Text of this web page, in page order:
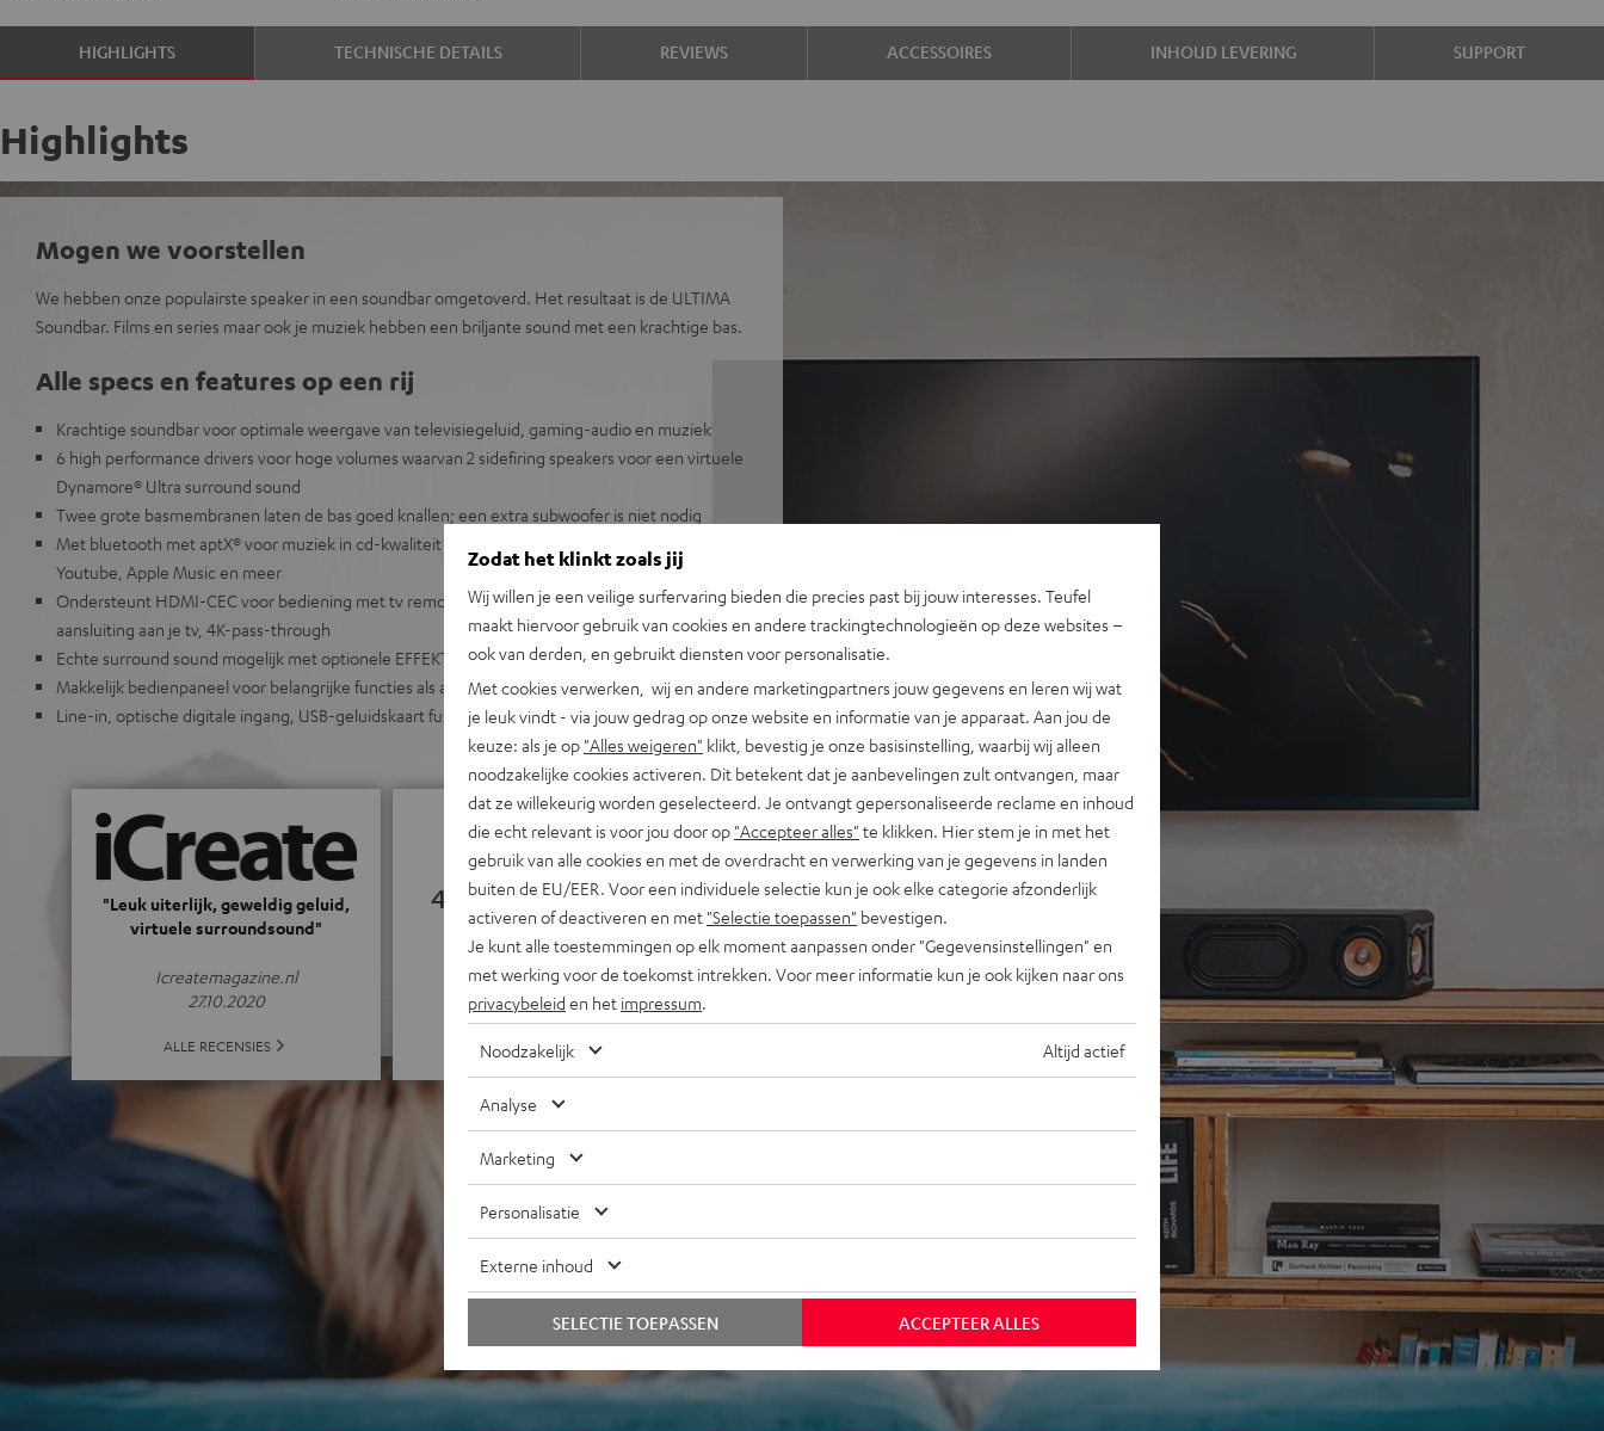
HIGHLIGHTS TECHNISCHE DETAILS REVIEWS ACCESSOIRES INHOUD LEVERING SUPPORT
Highlights
Mogen we voorstellen
We hebben onze populairste speaker in een soundbar omgetoverd. Het resultaat is de ULTIMA
Soundbar. Films en series maar ook je muziek hebben een briljante sound met een krachtige bas.
Alle specs en features op een rij
Krachtige soundbar voor optimale weergave van televisiegeluid, gaming-audio en muziek
6 high performance drivers voor hoge volumes waarvan 2 sidefiring speakers voor een virtuele
Dynamore® Ultra surround sound
Twee grote basmembranen laten de bas goed knallen; een extra subwoofer is niet nodig
Met bluetooth met aptX® voor muziek in cd-kwaliteit direct uit de apps van Spotify, TIDAL,
Youtube, Apple Music en meer
Ondersteunt HDMI-CEC voor bediening met tv remote & HDMI -ARC voor een 1-kabel
aansluiting aan je tv, 4K-pass-through
Echte surround sound mogelijk met optionele EFFEKT/EFFEKT 2 luidsprekers
Makkelijk bedienpaneel voor belangrijke functies als aan/uit, source, play/pauze
Line-in, optische digitale ingang, USB-geluidskaart functie, afneembare covers
"Leuk uiterlijk, geweldig geluid,
virtuele surroundsound"
Icreatemagazine.nl
27.10.2020
ALLE RECENSIES
4.76
(4.76 van 5 bij 676 beoordelingen)
ALLE REVIEWS
Zodat het klinkt zoals jij
Wij willen je een veilige surfervaring bieden die precies past bij jouw interesses. Teufel
maakt hiervoor gebruik van cookies en andere trackingtechnologieën op deze websites –
ook van derden, en gebruikt diensten voor personalisatie.
Met cookies verwerken, wij en andere marketingpartners jouw gegevens en leren wij wat
je leuk vindt - via jouw gedrag op onze website en informatie van je apparaat. Aan jou de
keuze: als je op "Alles weigeren" klikt, bevestig je onze basisinstelling, waarbij wij alleen
noodzakelijke cookies activeren. Dit betekent dat je aanbevelingen zult ontvangen, maar
dat ze willekeurig worden geselecteerd. Je ontvangt gepersonaliseerde reclame en inhoud
die echt relevant is voor jou door op "Accepteer alles" te klikken. Hier stem je in met het
gebruik van alle cookies en met de overdracht en verwerking van je gegevens in landen
buiten de EU/EER. Voor een individuele selectie kun je ook elke categorie afzonderlijk
activeren of deactiveren en met "Selectie toepassen" bevestigen.
Je kunt alle toestemmingen op elk moment aanpassen onder "Gegevensinstellingen" en
met werking voor de toekomst intrekken. Voor meer informatie kun je ook kijken naar ons
privacybeleid en het impressum
Noodzakelijk Altijd actief
Analyse
Marketing
Personalisatie
Externe inhoud
ACCEPTEER ALLES
SELECTIE TOEPASSEN